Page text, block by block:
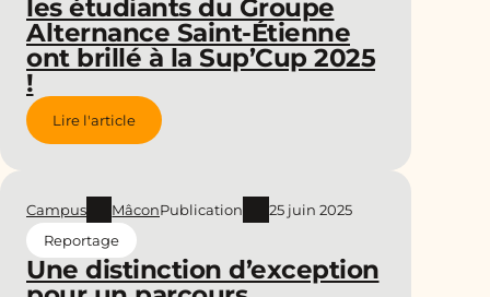
les étudiants du Groupe
Alternance Saint-Étienne
ont brillé à la Sup’Cup 2025
!
Lire l'article
Une distinction d’exception
Campus MâconPublication
25 juin 2025
Reportage